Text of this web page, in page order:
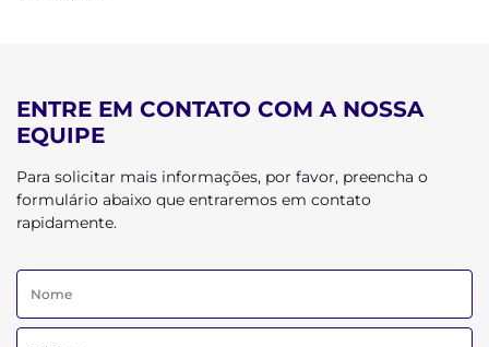
ENTRE EM CONTATO COM A NOSSA
EQUIPE
Para solicitar mais informações, por favor, preencha o
formulário abaixo que entraremos em contato
rapidamente.